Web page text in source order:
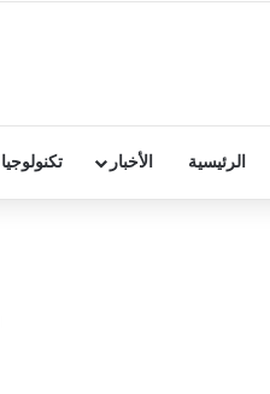
الرئيسية الأخبار تكنولوجيا